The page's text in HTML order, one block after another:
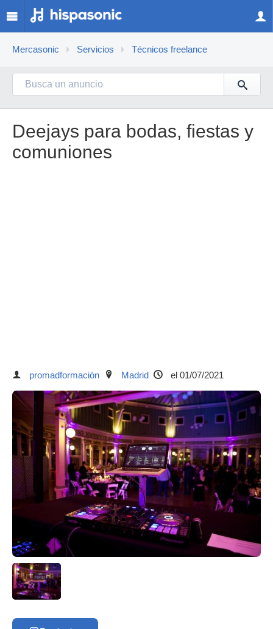
Mercasonic Servicios Técnicos freelance
Deejays para bodas, fiestas y
comuniones
promadformación Madrid el 01/07/2021